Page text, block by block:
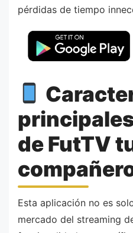
pérdidas de tiempo
de FutTV
Esta aplicación no es
mercado del streaming